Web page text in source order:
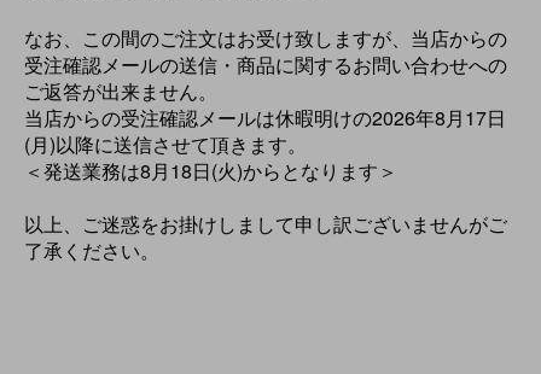
なお、この間のご注文はお受け致しますが、当店からの
受注確認メールの送信・商品に関するお問い合わせへの
ご返答が出来ません。
当店からの受注確認メールは休暇明けの2026年8月17日
(月)以降に送信させて頂きます。
＜発送業務は8月18日(火)からとなります＞
以上、ご迷惑をお掛けしまして申し訳ございませんがご
了承ください。